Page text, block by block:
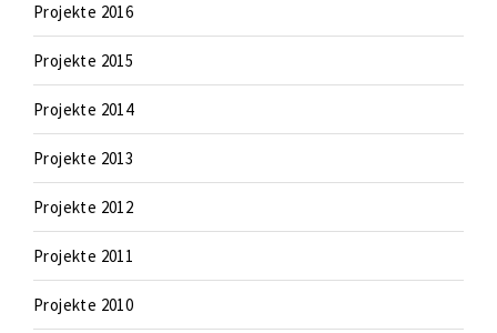
Projekte 2016
Projekte 2015
Projekte 2014
Projekte 2013
Projekte 2012
Projekte 2011
Projekte 2010